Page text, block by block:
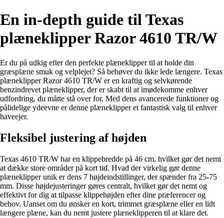
En in-depth guide til Texas
plæneklipper Razor 4610 TR/W
Er du på udkig efter den perfekte plæneklipper til at holde din
græsplæne smuk og velplejet? Så behøver du ikke lede længere. Texas
plæneklipper Razor 4610 TR/W er en kraftig og selvkørende
benzindrevet plæneklipper, der er skabt til at imødekomme enhver
udfordring, du måtte stå over for. Med dens avancerede funktioner og
pålidelige ydeevne er denne plæneklipper et fantastisk valg til enhver
haveejer.
Fleksibel justering af højden
Texas 4610 TR/W har en klippebredde på 46 cm, hvilket gør det nemt
at dække store områder på kort tid. Hvad der virkelig gør denne
plæneklipper unik er dens 7 højdeindstillinger, der spænder fra 25-75
mm. Disse højdejusteringer gøres centralt, hvilket gør det nemt og
effektivt for dig at tilpasse klippehøjden efter dine præferencer og
behov. Uanset om du ønsker en kort, trimmet græsplæne eller en lidt
længere plæne, kan du nemt justere plæneklipperen til at klare det.